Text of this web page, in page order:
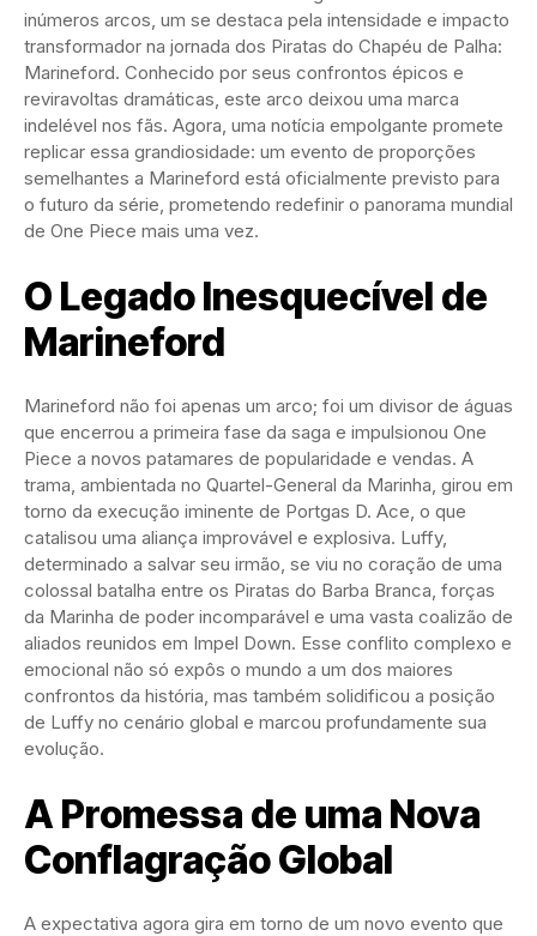
inúmeros arcos, um se destaca pela intensidade e impacto
transformador na jornada dos Piratas do Chapéu de Palha:
Marineford. Conhecido por seus confrontos épicos e
reviravoltas dramáticas, este arco deixou uma marca
indelével nos fãs. Agora, uma notícia empolgante promete
replicar essa grandiosidade: um evento de proporções
semelhantes a Marineford está oficialmente previsto para
o futuro da série, prometendo redefinir o panorama mundial
de One Piece mais uma vez.
O Legado Inesquecível de
Marineford
Marineford não foi apenas um arco; foi um divisor de águas
que encerrou a primeira fase da saga e impulsionou One
Piece a novos patamares de popularidade e vendas. A
trama, ambientada no Quartel-General da Marinha, girou em
torno da execução iminente de Portgas D. Ace, o que
catalisou uma aliança improvável e explosiva. Luffy,
determinado a salvar seu irmão, se viu no coração de uma
colossal batalha entre os Piratas do Barba Branca, forças
da Marinha de poder incomparável e uma vasta coalizão de
aliados reunidos em Impel Down. Esse conflito complexo e
emocional não só expôs o mundo a um dos maiores
confrontos da história, mas também solidificou a posição
de Luffy no cenário global e marcou profundamente sua
evolução.
A Promessa de uma Nova
Conflagração Global
A expectativa agora gira em torno de um novo evento que